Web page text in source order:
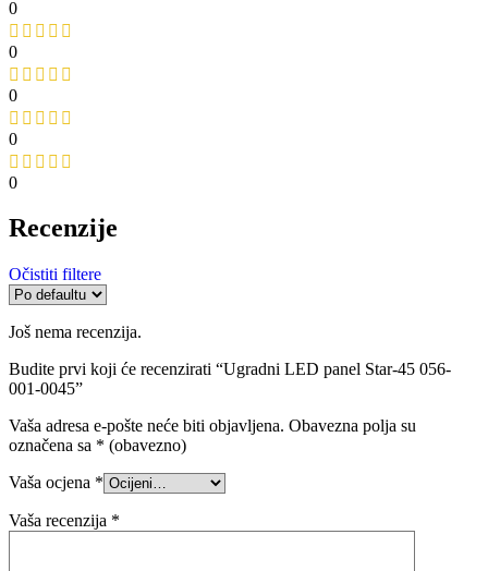
0
0
0
0
0
Recenzije
Očistiti filtere
Još nema recenzija.
Budite prvi koji će recenzirati “Ugradni LED panel Star-45 056-
001-0045”
Vaša adresa e-pošte neće biti objavljena. Obavezna polja su
označena sa * (obavezno)
Vaša ocjena *
Vaša recenzija *